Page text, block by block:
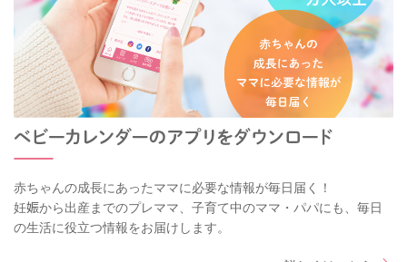
赤ちゃんの成長にあったママに必要な情報が毎日届く！
妊娠から出産までのプレママ、子育て中のママ・パパにも、毎日
の生活に役立つ情報をお届けします。